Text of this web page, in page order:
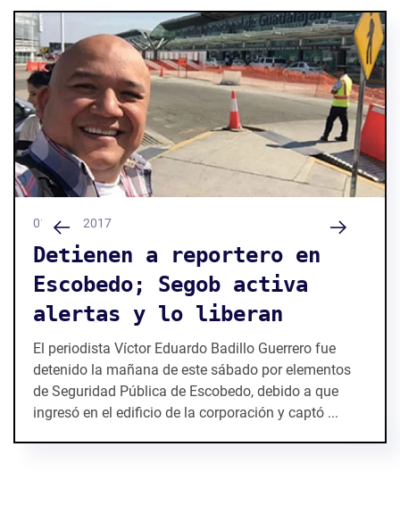
03 / 06 / 2017
Detienen a reportero en
Escobedo; Segob activa
alertas y lo liberan
El periodista Víctor Eduardo Badillo Guerrero fue
detenido la mañana de este sábado por elementos
de Seguridad Pública de Escobedo, debido a que
ingresó en el edificio de la corporación y captó ...